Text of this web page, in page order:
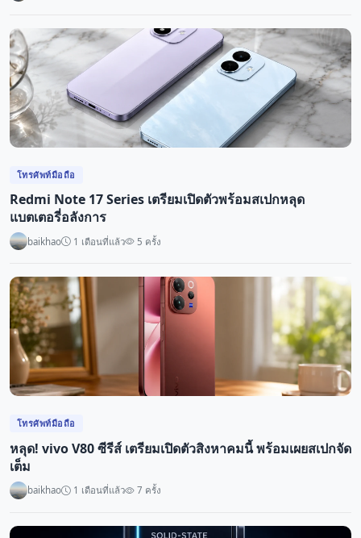
โทรศัพท์มือถือ
Redmi Note 17 Series เตรียมเปิดตัวพร้อมสเปกหลุด
แบตเตอรี่อลังการ
baikhao 1 เดือนที่แล้ว 5 ครั้ง
โทรศัพท์มือถือ
หลุด! vivo V80 ซีรีส์ เตรียมเปิดตัวสิงหาคมนี้ พร้อมเผยสเปกจัด
เต็ม
baikhao 1 เดือนที่แล้ว 7 ครั้ง